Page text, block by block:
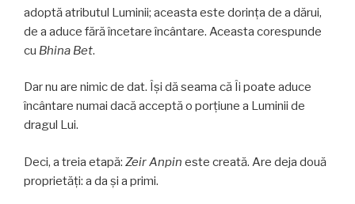
adoptă atributul Luminii; aceasta este dorința de a dărui,
de a aduce fără încetare încântare. Aceasta corespunde
cu Bhina Bet.
Dar nu are nimic de dat. Își dă seama că Îi poate aduce
încântare numai dacă acceptă o porțiune a Luminii de
dragul Lui.
Deci, a treia etapă: Zeir Anpin este creată. Are deja două
proprietăți: a da și a primi.